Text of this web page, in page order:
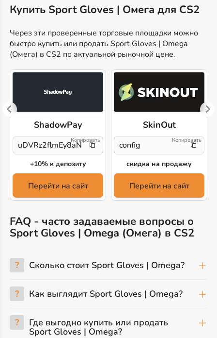
Купить Sport Gloves | Омега для CS2
Через эти проверенные торговые площадки можно
быстро купить или продать Sport Gloves | Omega
(Омега) в CS2 по актуальной рыночной цене.
ShadowPay
uDVRz2flmEy8aN1
+10% к депозиту
Перейти на сайт
SkinOut
config
скидка на продажу
Перейти на сайт
FAQ - часто задаваемые вопросы о
Sport Gloves | Omega (Омега) в CS2
? Сколько стоит Sport Gloves | Omega?
? Как выглядит Sport Gloves | Omega?
? Где выгодно купить или продать
Sport Gloves | Omega?